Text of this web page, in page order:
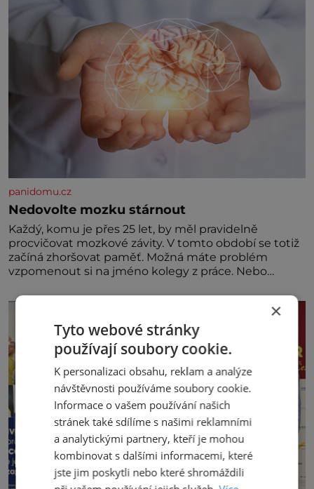
panidomu.cz
Nedovolte mozku stárnout
Každý, komu je přes 25 let, by měl pravidelně
procvičovat mozkové závity. V tomto období se totiž
začíná zhoršovat paměť. Možná máte problém
vzpomenout si na jméno kolegy z práce. Nebo
nedávno přečetli. Je to opravdu tak, s věkem jako
×
Tyto webové stránky
používají soubory cookie.
K personalizaci obsahu, reklam a analýze
návštěvnosti používáme soubory cookie.
Informace o vašem používání našich
stránek také sdílíme s našimi reklamními
a analytickými partnery, kteří je mohou
kombinovat s dalšími informacemi, které
jste jim poskytli nebo které shromáždili